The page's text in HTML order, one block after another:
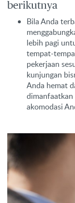
berikutnya
Bila Anda
lebih pagi
tempat-
pekerjaan
kunjungan
Anda hemat
dimanfaatkan
akomodasi